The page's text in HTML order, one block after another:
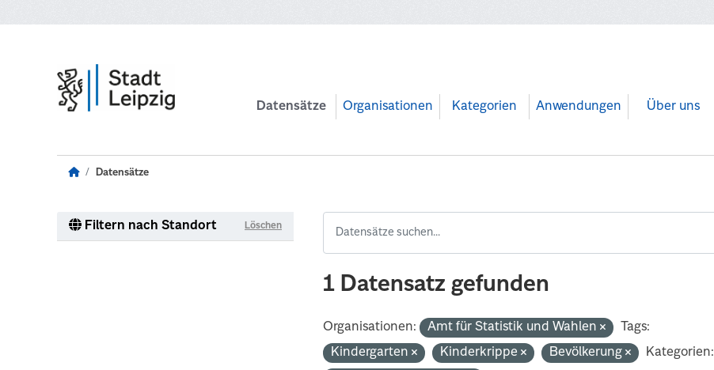
Datensätze Organisationen Kategorien Anwendungen Über uns
Datensätze
Filtern nach Standort Löschen
1 Datensatz gefunden
Organisationen: Amt für Statistik und Wahlen
Tags:
Kindergarten
Kinderkrippe Bevölkerung
Kategorien: